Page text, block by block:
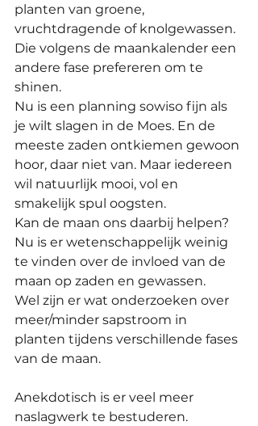
planten van groene,
vruchtdragende of knolgewassen.
Die volgens de maankalender een
andere fase prefereren om te
shinen.
Nu is een planning sowiso fijn als
je wilt slagen in de Moes. En de
meeste zaden ontkiemen gewoon
hoor, daar niet van. Maar iedereen
wil natuurlijk mooi, vol en
smakelijk spul oogsten.
Kan de maan ons daarbij helpen?
Nu is er wetenschappelijk weinig
te vinden over de invloed van de
maan op zaden en gewassen.
Wel zijn er wat onderzoeken over
meer/minder sapstroom in
planten tijdens verschillende fases
van de maan.
Anekdotisch is er veel meer
naslagwerk te bestuderen.